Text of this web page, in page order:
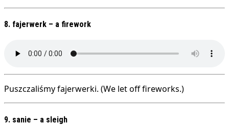
8. fajerwerk – a firework
Puszczaliśmy fajerwerki. (We let off fireworks.)
9. sanie – a sleigh